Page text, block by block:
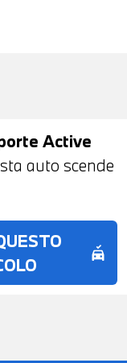
-
DI
PER
Active
auto scende
no_crash